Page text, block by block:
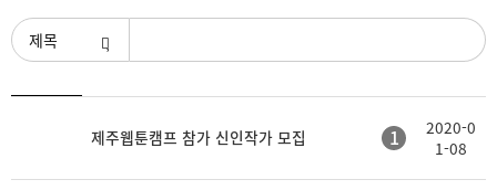
검색조건
제주웹툰캠프 참가 신인작가 모집 1
2020-0
1-08